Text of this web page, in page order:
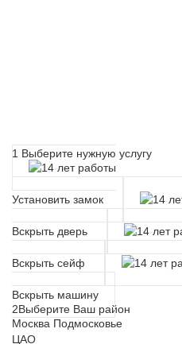
1 Выберите нужную услугу
Установить замок
Вскрыть дверь
Вскрыть сейф
Вскрыть машину
2Выберите Ваш район
Москва Подмосковье
ЦАО